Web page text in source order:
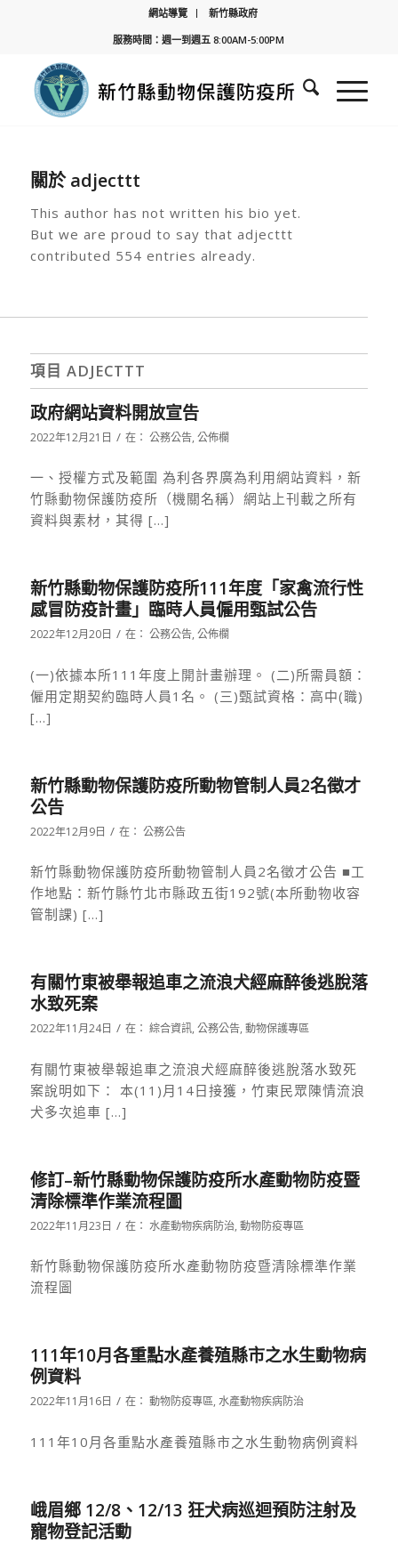
網站導覽
新竹縣政府
服務時間：週一到週五 8:00AM-5:00PM
關於adjecttt
This author has not written his bio yet.
But we are proud to say that adjecttt
contributed 554 entries already.
項目 ADJECTTT
政府網站資料開放宣告
2022年12月21日 / 在： 公務公告, 公佈欄
一、授權方式及範圍 為利各界廣為利用網站資料，新
竹縣動物保護防疫所（機關名稱）網站上刊載之所有
資料與素材，其得 […]
新竹縣動物保護防疫所111年度「家禽流行性
感冒防疫計畫」臨時人員僱用甄試公告
2022年12月20日 / 在： 公務公告, 公佈欄
(一)依據本所111年度上開計畫辦理。 (二)所需員額：
僱用定期契約臨時人員1名。 (三)甄試資格：高中(職)
[…]
新竹縣動物保護防疫所動物管制人員2名徵才
公告
2022年12月9日 / 在： 公務公告
新竹縣動物保護防疫所動物管制人員2名徵才公告 ■工
作地點：新竹縣竹北市縣政五街192號(本所動物收容
管制課) […]
有關竹東被舉報追車之流浪犬經麻醉後逃脫落
水致死案
2022年11月24日 / 在： 綜合資訊, 公務公告, 動物保護專區
有關竹東被舉報追車之流浪犬經麻醉後逃脫落水致死
案說明如下： 本(11)月14日接獲，竹東民眾陳情流浪
犬多次追車 […]
修訂–新竹縣動物保護防疫所水產動物防疫暨
清除標準作業流程圖
2022年11月23日 / 在： 水產動物疾病防治, 動物防疫專區
新竹縣動物保護防疫所水產動物防疫暨清除標準作業
流程圖
111年10月各重點水產養殖縣市之水生動物病
例資料
2022年11月16日 / 在： 動物防疫專區, 水產動物疾病防治
111年10月各重點水產養殖縣市之水生動物病例資料
峨眉鄉 12/8、12/13 狂犬病巡迴預防注射及
寵物登記活動